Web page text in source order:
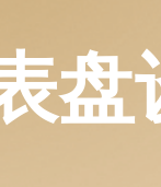
盘